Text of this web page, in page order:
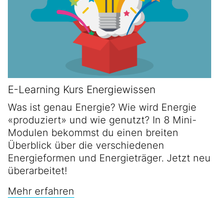
E-Learning Kurs Energiewissen
Was ist genau Energie? Wie wird Energie
«produziert» und wie genutzt? In 8 Mini-
Modulen bekommst du einen breiten
Überblick über die verschiedenen
Energieformen und Energieträger. Jetzt neu
überarbeitet!
Mehr erfahren